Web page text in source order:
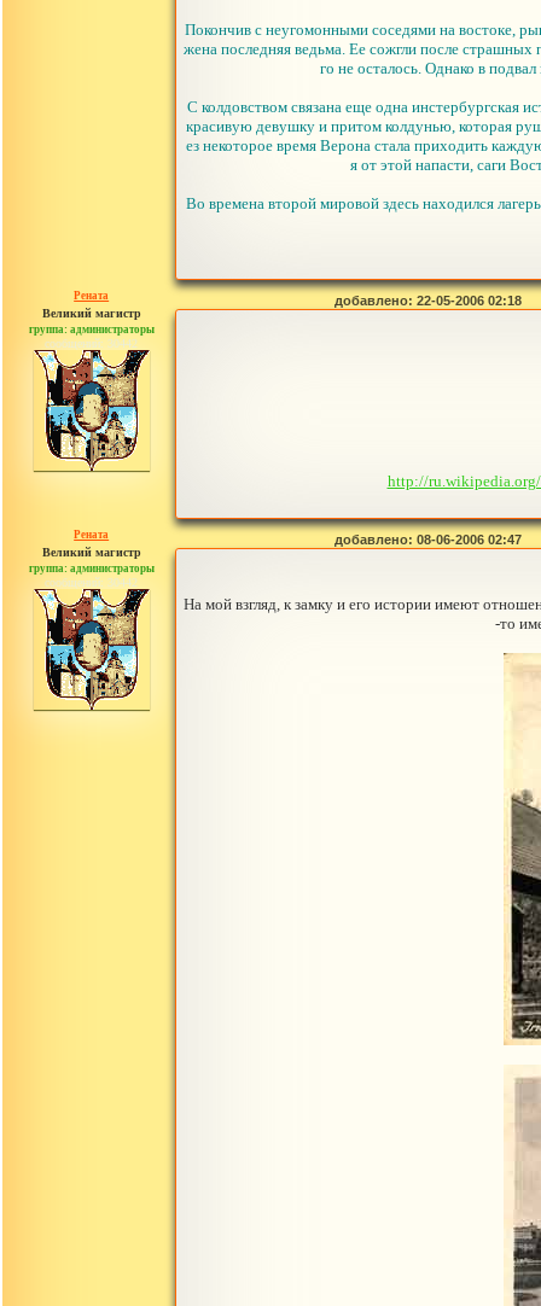
Покончив с неугомонными соседями на востоке,
жена последняя ведьма. Ее сожгли после
го не осталось. Однако в
С колдовством связана еще одна инстербургская
красивую девушку и притом колдунью, которая
ез некоторое время Верона стала приходить
я от этой напасти, саги
Во времена второй мировой здесь находился
Рената
Великий магистр
группа: администраторы
сообщений: 30442
добавлено: 22-05-2006 02:18
http://
Рената
Великий магистр
группа: администраторы
сообщений: 30442
добавлено: 08-06-2006 02:47
На мой взгляд, к замку и его истории имеют
-то